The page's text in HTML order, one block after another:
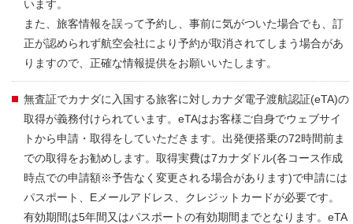
います。
また、旅客情報を誤って予約し、事前に気がついた場合でも、訂
正が認められず航空会社により予約が取消されてしまう場合があ
りますので、正確な情報提供をお願いいたします。
無査証でカナダに入国する旅客に対しカナダ電子渡航認証(eTA)の
取得が義務付けられています。eTAはお客様ご自身でウェブサイ
トから申請・取得をしていただきます。出発便搭乗の72時間前ま
での取得をお勧めします。取得実費は7カナダドル(各コース作成
時点での申請額※予告なく変更される場合があります)で申請には
パスポート、Eメールアドレス、クレジットカードが必要です。
有効期間は5年間又はパスポートの有効期間までとなります。eTA